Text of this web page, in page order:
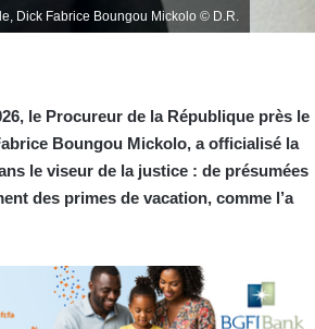
Dick Fabrice Boungou Mickolo © D.R.
le Procureur de la République près le
Boungou Mickolo, a officialisé la
le viseur de la justice : de présumées
des primes de vacation, comme l’a